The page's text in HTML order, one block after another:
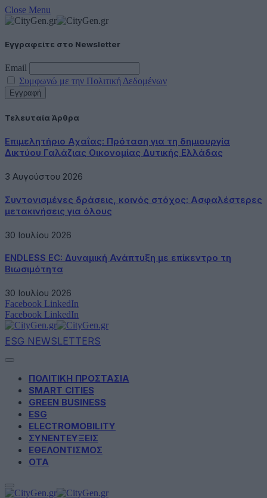
Close Menu
Εγγραφείτε στο Newsletter
Email
Συμφωνώ με την Πολιτική Δεδομένων
Τελευταία Άρθρα
Επιμελητήριο Αχαΐας: Πρόταση για τη δημιουργία
Δικτύου Γαλάζιας Οικονομίας Δυτικής Ελλάδας
3 Αυγούστου 2026
Συντονισμένες δράσεις, κοινός στόχος: Ασφαλέστερες
μετακινήσεις για όλους
30 Ιουλίου 2026
ENDLESS EC: Δυναμική Ανάπτυξη με επίκεντρο τη
Βιωσιμότητα
30 Ιουλίου 2026
Facebook LinkedIn
Facebook LinkedIn
ESG NEWSLETTERS
ΠΟΛΙΤΙΚΗ ΠΡΟΣΤΑΣΙΑ
SMART CITIES
GREEN BUSINESS
ESG
ELECTROMOBILITY
ΣΥΝΕΝΤΕΥΞΕΙΣ
ΕΘΕΛΟΝΤΙΣΜΟΣ
ΟΤΑ